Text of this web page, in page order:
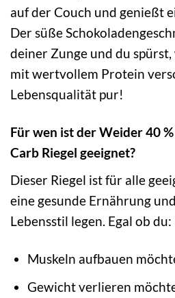
auf der Couch und genießt
Der süße
deiner Zunge und du
mit wertvollem Protein
Lebensqualität pur!
Für wen ist der Weider 40
Carb Riegel geeignet?
Dieser Riegel ist für alle
eine gesunde Ernährung
Lebensstil legen. Egal ob du:
Muskeln aufbauen
Gewicht verlieren